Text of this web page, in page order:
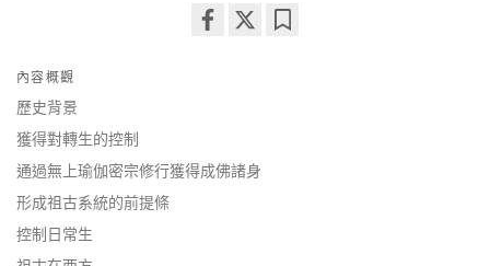
內容概觀
歷史背景
獲得對轉生的控制
通過無上瑜伽密宗修行獲得成佛諸身
形成祖古系統的前提條
控制日常生